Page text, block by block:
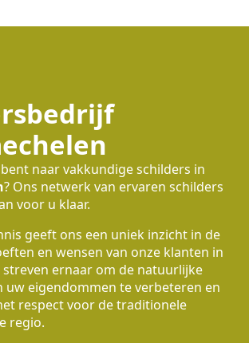
naar vakkundige schilders in
? Ons netwerk van ervaren schilders
voor u klaar.
geeft ons een uniek inzicht in de
en wensen van onze klanten in
streven ernaar om de natuurlijke
uw eigendommen te verbeteren en
respect voor de traditionele
regio.